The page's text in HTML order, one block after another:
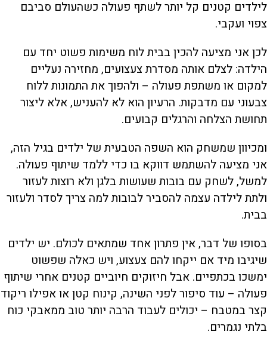
לילדים קטנים קל יותר לשתף פעולה כשהעולם סביבם
צפוי ועקבי.
לכן אני מציעה להכין בבית לוח משימות פשוט יחד עם
הילדה: לצלם אותה מסדרת צעצועים, מחזירה נעליים
למקום או משתפת פעולה – ולהפוך את התמונות ללוח
צבעוני עם מדבקות. הרעיון הוא לא להעניש, אלא ליצור
תחושת הצלחה והרגלים קבועים.
ומכיוון שמשחק הוא השפה הטבעית של ילדים בגיל הזה,
אני מציעה להשתמש דווקא בו כדי ללמד שיתוף פעולה.
למשל, לשחק עם בובות שעושות בלגן ולא רוצות לעזור
ולתת לילדה עצמה להסביר לבובות למה צריך לסדר ולעזור
בבית.
בסופו של דבר, אין פתרון אחד שמתאים לכולם. יש ילדים
שיגיבו מיד אם ייקחו להם צעצוע, ויש כאלה שפשוט
ימשכו בכתפיים. אבל חיזוקים חיוביים קטנים אחרי שיתוף
פעולה – עוד סיפור לפני השינה, קינוח קטן או אפילו ריקוד
קצר במטבח – יכולים לעבוד הרבה יותר טוב ממאבקי כוח
בלתי נגמרים.